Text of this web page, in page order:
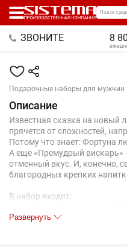
Поиск
ЗВОНИТЕ 8
Подарочные наборы для мужчин
Описание
Известная сказка на новый
прячется от сложностей,
Потому что знает: Фортуна
А еще «Премудрый вискарь»
отменный вкус. И, конечно,
благородных крепких
В набор входят:
камни для виски Hardy;
Развернуть